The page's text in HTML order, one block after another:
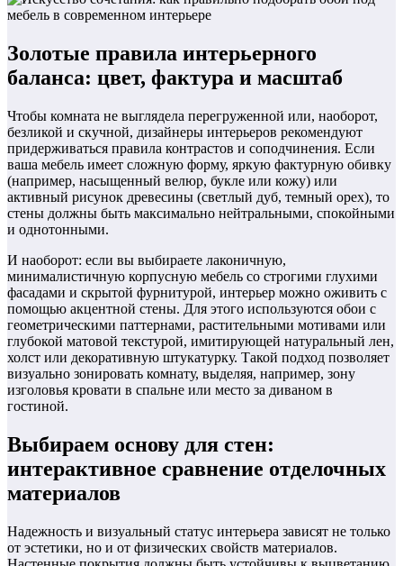
Золотые правила интерьерного
баланса: цвет, фактура и масштаб
Чтобы комната не выглядела перегруженной или, наоборот,
безликой и скучной, дизайнеры интерьеров рекомендуют
придерживаться правила контрастов и соподчинения. Если
ваша мебель имеет сложную форму, яркую фактурную обивку
(например, насыщенный велюр, букле или кожу) или
активный рисунок древесины (светлый дуб, темный орех), то
стены должны быть максимально нейтральными, спокойными
и однотонными.
И наоборот: если вы выбираете лаконичную,
минималистичную корпусную мебель со строгими глухими
фасадами и скрытой фурнитурой, интерьер можно оживить с
помощью акцентной стены. Для этого используются обои с
геометрическими паттернами, растительными мотивами или
глубокой матовой текстурой, имитирующей натуральный лен,
холст или декоративную штукатурку. Такой подход позволяет
визуально зонировать комнату, выделяя, например, зону
изголовья кровати в спальне или место за диваном в
гостиной.
Выбираем основу для стен:
интерактивное сравнение отделочных
материалов
Надежность и визуальный статус интерьера зависят не только
от эстетики, но и от физических свойств материалов.